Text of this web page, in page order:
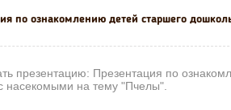
по ознакомлению детей старшего
презентацию: Презентация по
насекомыми на тему "Пчелы".